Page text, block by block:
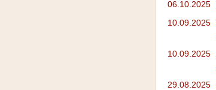
06.10.2025
10.09.2025
10.09.2025
29.08.2025